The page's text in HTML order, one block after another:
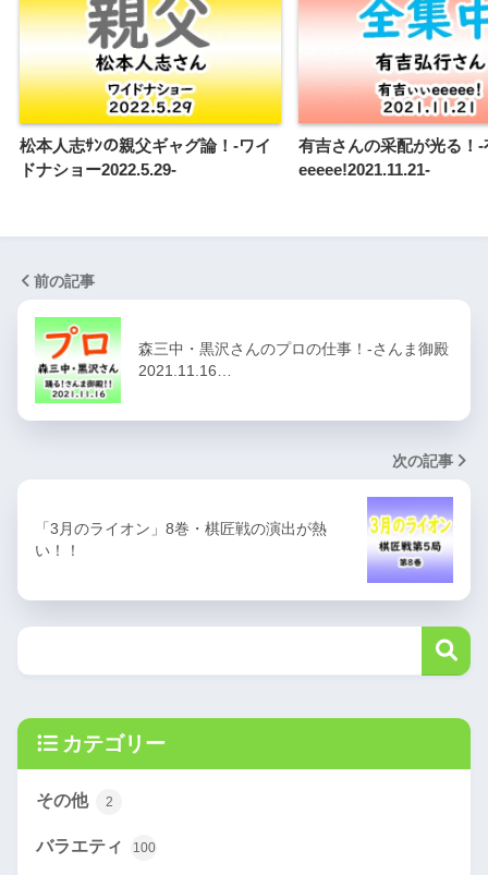
松本人志ｻﾝの親父ギャグ論！-ワイ
ドナショー2022.5.29-
有吉さんの采配が光る！-
eeeee!2021.11.21-
前の記事
森三中・黒沢さんのプロの仕事！-さんま御殿
2021.11.16…
次の記事
「3月のライオン」8巻・棋匠戦の演出が熱
い！！
カテゴリー
その他 2
バラエティ 100